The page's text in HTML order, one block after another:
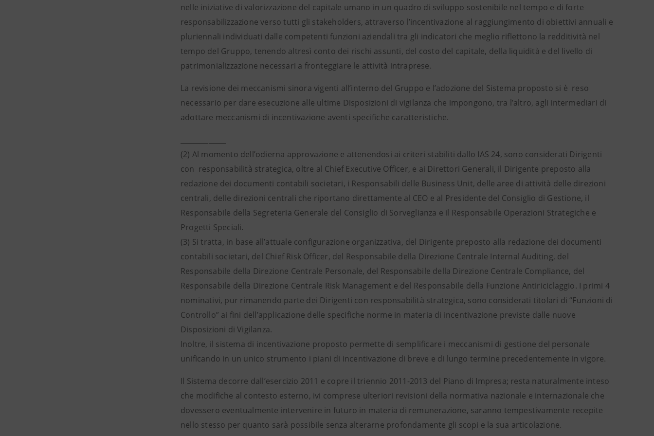
nelle iniziative di valorizzazione del capitale umano in un quadro di sviluppo sostenibile nel tempo e di forte
responsabilizzazione verso tutti gli stakeholders, attraverso l’incentivazione al raggiungimento di obiettivi annuali e
pluriennali individuati dalle competenti funzioni aziendali tra gli indicatori che meglio riflettono la redditività nel
tempo del Gruppo, tenendo altresì conto dei rischi assunti, del costo del capitale, della liquidità e del livello di
patrimonializzazione necessari a fronteggiare le attività intraprese.
La revisione dei meccanismi sinora vigenti all’interno del Gruppo e l’adozione del Sistema proposto si è reso
necessario per dare esecuzione alle ultime Disposizioni di vigilanza che impongono, tra l’altro, agli intermediari di
adottare meccanismi di incentivazione aventi specifiche caratteristiche.
(2) Al momento dell’odierna approvazione e attenendosi ai criteri stabiliti dallo IAS 24, sono considerati Dirigenti
con responsabilità strategica, oltre al Chief Executive Officer, e ai Direttori Generali, il Dirigente preposto alla
redazione dei documenti contabili societari, i Responsabili delle Business Unit, delle aree di attività delle direzioni
centrali, delle direzioni centrali che riportano direttamente al CEO e al Presidente del Consiglio di Gestione, il
Responsabile della Segreteria Generale del Consiglio di Sorveglianza e il Responsabile Operazioni Strategiche e
Progetti Speciali.
(3) Si tratta, in base all’attuale configurazione organizzativa, del Dirigente preposto alla redazione dei documenti
contabili societari, del Chief Risk Officer, del Responsabile della Direzione Centrale Internal Auditing, del
Responsabile della Direzione Centrale Personale, del Responsabile della Direzione Centrale Compliance, del
Responsabile della Direzione Centrale Risk Management e del Responsabile della Funzione Antiriciclaggio. I primi 4
nominativi, pur rimanendo parte dei Dirigenti con responsabilità strategica, sono considerati titolari di “Funzioni di
Controllo” ai fini dell’applicazione delle specifiche norme in materia di incentivazione previste dalle nuove
Disposizioni di Vigilanza.
Inoltre, il sistema di incentivazione proposto permette di semplificare i meccanismi di gestione del personale
unificando in un unico strumento i piani di incentivazione di breve e di lungo termine precedentemente in vigore.
Il Sistema decorre dall’esercizio 2011 e copre il triennio 2011-2013 del Piano di Impresa; resta naturalmente inteso
che modifiche al contesto esterno, ivi comprese ulteriori revisioni della normativa nazionale e internazionale che
dovessero eventualmente intervenire in futuro in materia di remunerazione, saranno tempestivamente recepite
nello stesso per quanto sarà possibile senza alterarne profondamente gli scopi e la sua articolazione.